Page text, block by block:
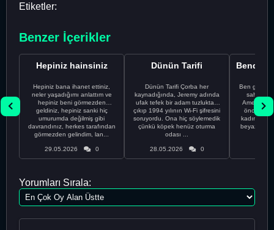
Etiketler:
Benzer İçerikler
Hepiniz hainsiniz
Hepiniz bana ihanet ettiniz,
neler yaşadığımı anlattım ve
hepiniz beni görmezden
geldiniz, hepiniz sanki hiç
umurumda değilmiş gibi
davrandınız, herkes tarafından
görmezden gelindim, lan...
29.05.2026 0
Dünün Tarifi
Dünün Tarifi Çorba her
kaynadığında, Jeremy adında
ufak tefek bir adam tuzluktan
çıkıp 1994 yılının Wi-Fi şifresini
soruyordu. Ona hiç söylemedik
çünkü köpek henüz oturma
odası ...
28.05.2026 0
Ben gururlu
sahip
önce
kadınla
beyaz
Yorumları Sırala: